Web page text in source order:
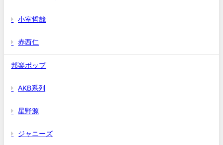
小室哲哉
赤西仁
邦楽ポップ
AKB系列
星野源
ジャニーズ